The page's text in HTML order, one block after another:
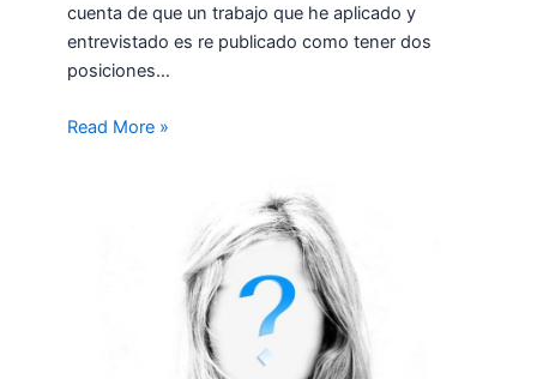
cuenta de que un trabajo que he aplicado y
entrevistado es re publicado como tener dos
posiciones…
Read More »